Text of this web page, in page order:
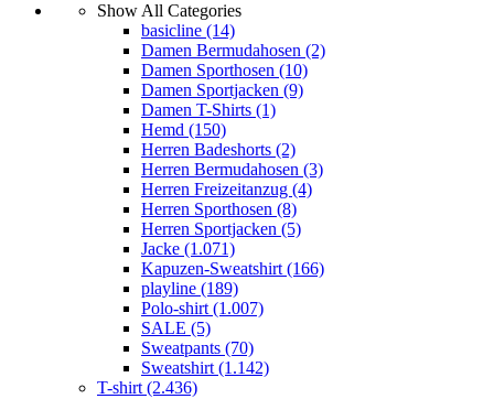
Show All Categories
basicline (14)
Damen Bermudahosen (2)
Damen Sporthosen (10)
Damen Sportjacken (9)
Damen T-Shirts (1)
Hemd (150)
Herren Badeshorts (2)
Herren Bermudahosen (3)
Herren Freizeitanzug (4)
Herren Sporthosen (8)
Herren Sportjacken (5)
Jacke (1.071)
Kapuzen-Sweatshirt(166)
playline (189)
Polo-shirt(1.007)
SALE (5)
Sweatpants (70)
Sweatshirt(1.142)
T-shirt(2.436)